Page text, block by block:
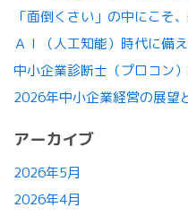
「面倒くさい」の中にこそ
ＡＩ（人工知能）時代に備
中小企業診断士（プロコン
2026年中小企業経営の展望
アーカイブ
2026年5月
2026年4月